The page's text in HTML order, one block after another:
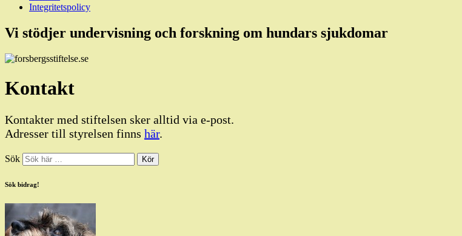
Integritetspolicy
Vi stödjer undervisning och forskning om hundars sjukdomar
Kontakt
Kontakter med stiftelsen sker alltid via e-post.
Adresser till styrelsen finns här.
Sök
Sök bidrag!